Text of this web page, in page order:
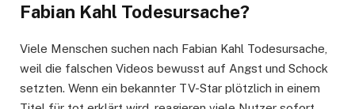
Fabian Kahl Todesursache?
Viele Menschen suchen nach Fabian Kahl Todesursache,
weil die falschen Videos bewusst auf Angst und Schock
setzten. Wenn ein bekannter TV-Star plötzlich in einem